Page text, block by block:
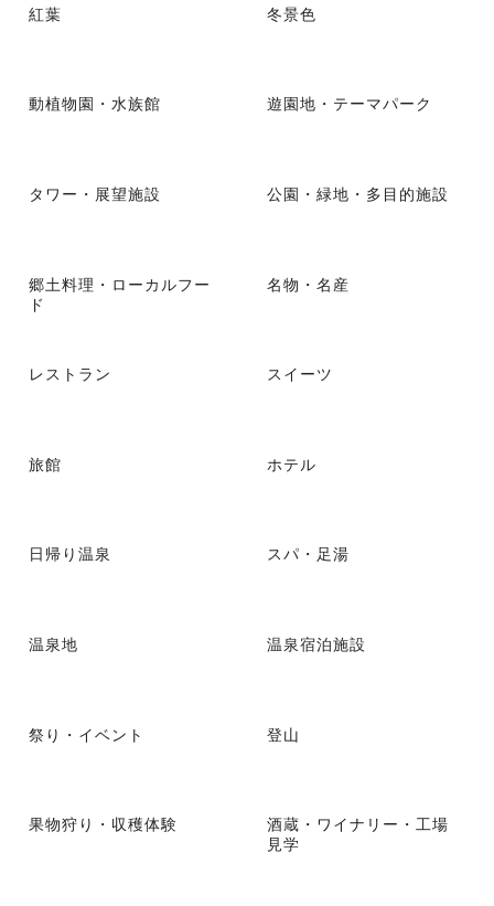
紅葉 冬景色
動植物園・水族館 遊園地・テーマパーク
タワー・展望施設 公園・緑地・多目的施設
郷土料理・ローカルフー
ド
名物・名産
レストラン スイーツ
旅館 ホテル
日帰り温泉 スパ・足湯
温泉地 温泉宿泊施設
祭り・イベント 登山
果物狩り・収穫体験
酒蔵・ワイナリー・工場
見学